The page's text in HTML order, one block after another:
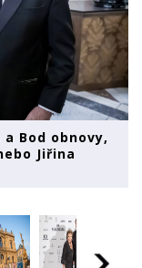
Bod obnovy,
Jiřina